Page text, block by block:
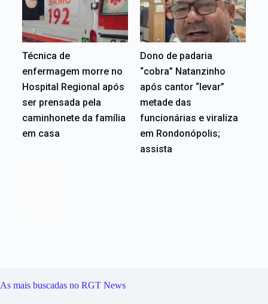
Técnica de
enfermagem morre no
Hospital Regional após
ser prensada pela
caminhonete da família
em casa
Dono de padaria
“cobra” Natanzinho
após cantor “levar”
metade das
funcionárias e viraliza
em Rondonópolis;
assista
As mais buscadas no RGT News